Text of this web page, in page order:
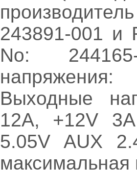
243891-001 и
No:
Выходные
12A, +12V
5.05V AUX